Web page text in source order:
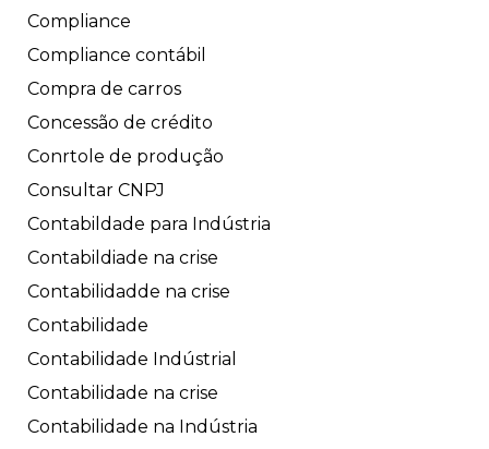
Compliance
Compliance contábil
Compra de carros
Concessão de crédito
Conrtole de produção
Consultar CNPJ
Contabildade para Indústria
Contabildiade na crise
Contabilidadde na crise
Contabilidade
Contabilidade Indústrial
Contabilidade na crise
Contabilidade na Indústria